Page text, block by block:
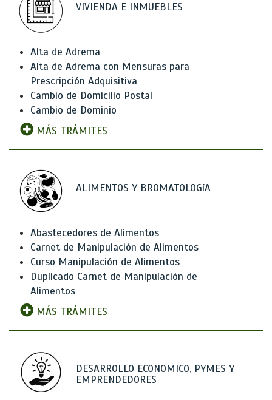
VIVIENDA E INMUEBLES
Alta de Adrema
Alta de Adrema con Mensuras para
Prescripción Adquisitiva
Cambio de Domicilio Postal
Cambio de Dominio
MÁS TRÁMITES
ALIMENTOS Y BROMATOLOGíA
Abastecedores de Alimentos
Carnet de Manipulación de Alimentos
Curso Manipulación de Alimentos
Duplicado Carnet de Manipulación de
Alimentos
MÁS TRÁMITES
DESARROLLO ECONOMICO, PYMES Y
EMPRENDEDORES